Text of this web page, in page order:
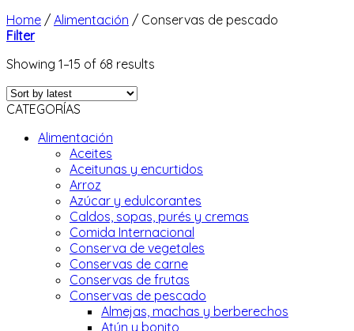
Home / Alimentación / Conservas de pescado
Filter
Showing 1–15 of 68 results
CATEGORÍAS
Alimentación
Aceites
Aceitunas y encurtidos
Arroz
Azúcar y edulcorantes
Caldos, sopas, purés y cremas
Comida Internacional
Conserva de vegetales
Conservas de carne
Conservas de frutas
Conservas de pescado
Almejas, machas y berberechos
Atún y bonito